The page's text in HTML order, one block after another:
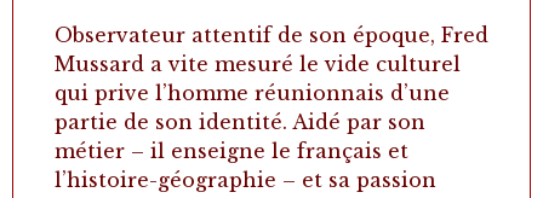
Observateur attentif de son époque, Fred
Mussard a vite mesuré le vide culturel
qui prive l’homme réunionnais d’une
partie de son identité. Aidé par son
métier – il enseigne le français et
l’histoire-géographie – et sa passion